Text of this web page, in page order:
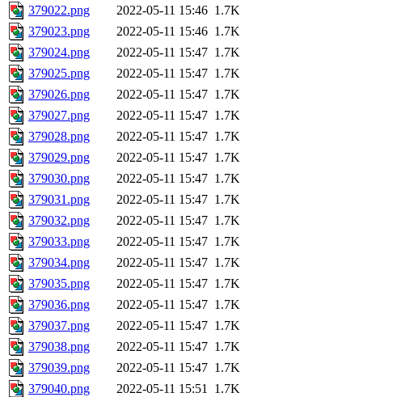
379022.png
2022-05-11 15:46 1.7K
379023.png
2022-05-11 15:46 1.7K
379024.png
2022-05-11 15:47 1.7K
379025.png
2022-05-11 15:47 1.7K
379026.png
2022-05-11 15:47 1.7K
379027.png
2022-05-11 15:47 1.7K
379028.png
2022-05-11 15:47 1.7K
379029.png
2022-05-11 15:47 1.7K
379030.png
2022-05-11 15:47 1.7K
379031.png
2022-05-11 15:47 1.7K
379032.png
2022-05-11 15:47 1.7K
379033.png
2022-05-11 15:47 1.7K
379034.png
2022-05-11 15:47 1.7K
379035.png
2022-05-11 15:47 1.7K
379036.png
2022-05-11 15:47 1.7K
379037.png
2022-05-11 15:47 1.7K
379038.png
2022-05-11 15:47 1.7K
379039.png
2022-05-11 15:47 1.7K
379040.png
2022-05-11 15:51 1.7K